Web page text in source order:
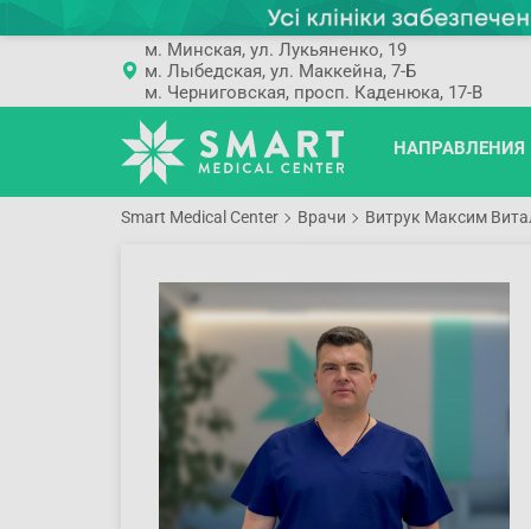
м. Минская, ул. Лукьяненко, 19
м. Лыбедская, ул. Маккейна, 7-Б
м. Черниговская, просп. Каденюка, 17-В
НАПРАВЛЕНИЯ
Smart Medical Center Врачи Витрук Максим